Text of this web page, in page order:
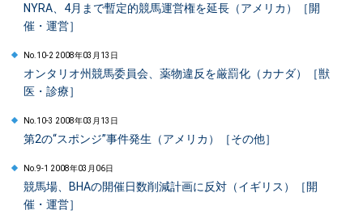
NYRA、4月まで暫定的競馬運営権を延長（アメリカ）［開
催・運営］
No.10-2 2008年03月13日
オンタリオ州競馬委員会、薬物違反を厳罰化（カナダ）［獣
医・診療］
No.10-3 2008年03月13日
第2の“スポンジ”事件発生（アメリカ）［その他］
No.9-1 2008年03月06日
競馬場、BHAの開催日数削減計画に反対（イギリス）［開
催・運営］